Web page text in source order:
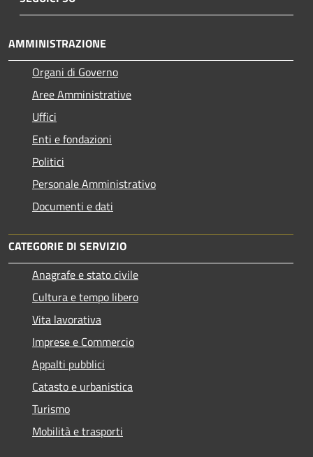
AMMINISTRAZIONE
Organi di Governo
Aree Amministrative
Uffici
Enti e fondazioni
Politici
Personale Amministrativo
Documenti e dati
CATEGORIE DI SERVIZIO
Anagrafe e stato civile
Cultura e tempo libero
Vita lavorativa
Imprese e Commercio
Appalti pubblici
Catasto e urbanistica
Turismo
Mobilità e trasporti